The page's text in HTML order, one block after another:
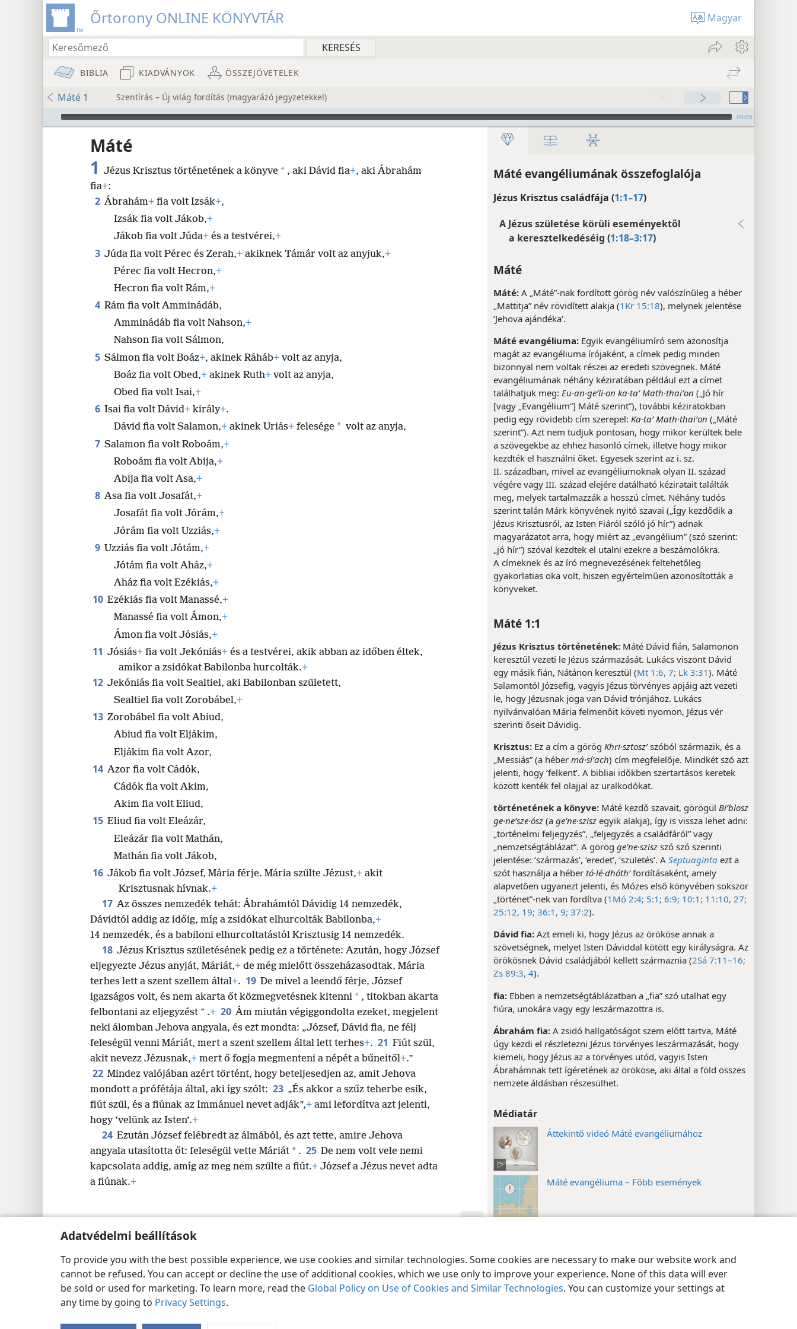
Adatvédelmi beállítások
To provide you with the best possible experience, we use cookies and similar technologies. Some cookies are necessary to make our website work and
cannot be refused. You can accept or decline the use of additional cookies, which we use only to improve your experience. None of this data will ever
be sold or used for marketing. To learn more, read the Global Policy on Use of Cookies and Similar Technologies. You can customize your settings at
any time by going to Privacy Settings.
Őrtorony ONLINE KÖNYVTÁR Magyar
BIBLIA KIADVÁNYOK ÖSSZEJÖVETELEK
Máté 1 Szentírás – Új világ fordítás (magyarázó jegyzetekkel)
Audio Player 00:00
Máté evangéliumának összefoglalója
Jézus Krisztus családfája (1:1–17)
A Jézus születése körüli eseményektől
a keresztelkedéséig (1:18–3:17)
Máté
Máté: A „Máté”-nak fordított görög név valószínűleg a héber
„Mattitja” név rövidített alakja (1Kr 15:18), melynek jelentése
’Jehova ajándéka’.
Máté evangéliuma: Egyik evangéliumíró sem azonosítja
magát az evangéliuma írójaként, a címek pedig minden
bizonnyal nem voltak részei az eredeti szövegnek. Máté
evangéliumának néhány kéziratában például ezt a címet
találhatjuk meg: Eu·an·geʹli·on ka·taʹ Math·thaiʹon („Jó hír
[vagy „Evangélium”] Máté szerint”), további kéziratokban
pedig egy rövidebb cím szerepel: Ka·taʹ Math·thaiʹon („Máté
szerint”). Azt nem tudjuk pontosan, hogy mikor kerültek bele
a szövegekbe az ehhez hasonló címek, illetve hogy mikor
kezdték el használni őket. Egyesek szerint az i. sz.
II. században, mivel az evangéliumoknak olyan II. század
végére vagy III. század elejére datálható kéziratait találták
meg, melyek tartalmazzák a hosszú címet. Néhány tudós
szerint talán Márk könyvének nyitó szavai („Így kezdődik a
Jézus Krisztusról, az Isten Fiáról szóló jó hír”) adnak
magyarázatot arra, hogy miért az „evangélium” (szó szerint:
„jó hír”) szóval kezdtek el utalni ezekre a beszámolókra.
A címeknek és az író megnevezésének feltehetőleg
gyakorlatias oka volt, hiszen egyértelműen azonosították a
könyveket.
Máté 1:1
Jézus Krisztus történetének: Máté Dávid fián, Salamonon
keresztül vezeti le Jézus származását. Lukács viszont Dávid
egy másik fián, Nátánon keresztül (Mt 1:6, 7; Lk 3:31). Máté
Salamontól Józsefig, vagyis Jézus törvényes apjáig azt vezeti
le, hogy Jézusnak joga van Dávid trónjához. Lukács
nyilvánvalóan Mária felmenőit követi nyomon, Jézus vér
szerinti őseit Dávidig.
Krisztus: Ez a cím a görög Khri·sztoszʹszóból származik, és a
„Messiás” (a héber má·síʹach) cím megfelelője. Mindkét szó azt
jelenti, hogy ’felkent’. A bibliai időkben szertartásos keretek
között kenték fel olajjal az uralkodókat.
történetének a könyve: Máté kezdő szavait, görögül Biʹblosz
ge·neʹsze·ósz (a geʹne·szisz egyik alakja), így is vissza lehet adni:
„történelmi feljegyzés”, „feljegyzés a családfáról” vagy
„nemzetségtáblázat”. A görög geʹne·szisz szó szó szerinti
jelentése: ’származás’, ’eredet’, ’születés’. A Septuaginta ezt a
szót használja a héber tó·lé·dhóthʹfordításaként, amely
alapvetően ugyanezt jelenti, és Mózes első könyvében sokszor
„történet”-nek van fordítva (1Mó 2:4; 5:1; 6:9; 10:1; 11:10, 27;
25:12, 19; 36:1, 9; 37:2).
Dávid fia: Azt emeli ki, hogy Jézus az örököse annak a
szövetségnek, melyet Isten Dáviddal kötött egy királyságra. Az
örökösnek Dávid családjából kellett származnia (2Sá 7:11–16;
Zs 89:3, 4).
fia: Ebben a nemzetségtáblázatban a „fia” szó utalhat egy
fiúra, unokára vagy egy leszármazottra is.
Ábrahám fia: A zsidó hallgatóságot szem előtt tartva, Máté
úgy kezdi el részletezni Jézus törvényes leszármazását, hogy
kiemeli, hogy Jézus az a törvényes utód, vagyis Isten
Ábrahámnak tett ígéretének az örököse, aki által a föld összes
nemzete áldásban részesülhet.
Médiatár
Áttekintő videó Máté evangéliumához
Máté evangéliuma – Főbb események
Lábjegyzetek
Máté
1 Jézus Krisztus történetének a könyve * , aki Dávid fia+, aki Ábrahám
fia+:
2 Ábrahám+ fia volt Izsák+,
Izsák fia volt Jákob,+
Jákob fia volt Júda+ és a testvérei,+
3 Júda fia volt Pérec és Zerah,+ akiknek Támár volt az anyjuk,+
Pérec fia volt Hecron,+
Hecron fia volt Rám,+
4 Rám fia volt Amminádáb,
Amminádáb fia volt Nahson,+
Nahson fia volt Sálmon,
5 Sálmon fia volt Boáz+, akinek Ráháb+ volt az anyja,
Boáz fia volt Obed,+ akinek Ruth+ volt az anyja,
Obed fia volt Isai,+
6 Isai fia volt Dávid+ király+.
Dávid fia volt Salamon,+ akinek Uriás+ felesége * volt az anyja,
7 Salamon fia volt Roboám,+
Roboám fia volt Abija,+
Abija fia volt Asa,+
8 Asa fia volt Josafát,+
Josafát fia volt Jórám,+
Jórám fia volt Uzziás,+
9 Uzziás fia volt Jótám,+
Jótám fia volt Aház,+
Aház fia volt Ezékiás,+
10 Ezékiás fia volt Manassé,+
Manassé fia volt Ámon,+
Ámon fia volt Jósiás,+
11 Jósiás+ fia volt Jekóniás+ és a testvérei, akik abban az időben éltek,
amikor a zsidókat Babilonba hurcolták.+
12 Jekóniás fia volt Sealtiel, aki Babilonban született,
Sealtiel fia volt Zorobábel,+
13 Zorobábel fia volt Abiud,
Abiud fia volt Eljákim,
Eljákim fia volt Azor,
14 Azor fia volt Cádók,
Cádók fia volt Akim,
Akim fia volt Eliud,
15 Eliud fia volt Eleázár,
Eleázár fia volt Mathán,
Mathán fia volt Jákob,
16 Jákob fia volt József, Mária férje. Mária szülte Jézust,+ akit
Krisztusnak hívnak.+
17 Az összes nemzedék tehát: Ábrahámtól Dávidig 14 nemzedék,
Dávidtól addig az időig, míg a zsidókat elhurcolták Babilonba,+
14 nemzedék, és a babiloni elhurcoltatástól Krisztusig 14 nemzedék.
18 Jézus Krisztus születésének pedig ez a története: Azután, hogy József
eljegyezte Jézus anyját, Máriát,+ de még mielőtt összeházasodtak, Mária
terhes lett a szent szellem által+. 19 De mivel a leendő férje, József
igazságos volt, és nem akarta őt közmegvetésnek kitenni * , titokban akarta
felbontani az eljegyzést * .+ 20 Ám miután végiggondolta ezeket, megjelent
neki álomban Jehova angyala, és ezt mondta: „József, Dávid fia, ne félj
feleségül venni Máriát, mert a szent szellem által lett terhes+. 21 Fiút szül,
akit nevezz Jézusnak,+ mert ő fogja megmenteni a népét a bűneitől+.”
22 Mindez valójában azért történt, hogy beteljesedjen az, amit Jehova
mondott a prófétája által, aki így szólt: 23 „És akkor a szűz teherbe esik,
fiút szül, és a fiúnak az Immánuel nevet adják”,+ ami lefordítva azt jelenti,
hogy ’velünk az Isten’.+
24 Ezután József felébredt az álmából, és azt tette, amire Jehova
angyala utasította őt: feleségül vette Máriát * . 25 De nem volt vele nemi
kapcsolata addig, amíg az meg nem szülte a fiút.+ József a Jézus nevet adta
a fiúnak.+